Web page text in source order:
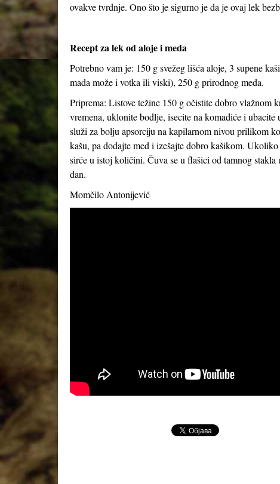
ovakve tvrdnje. Ono što je sigurno je da je ovaj lek
Recept za lek od aloje i meda
Potrebno vam je: 150 g svežeg lišća aloje, 3 supene
mada može i votka ili viski), 250 g prirodnog meda.
Priprema: Listove težine 150 g očistite dobro vlažnom
vremena, uklonite bodlje, isecite na komadiće i
služi za bolju apsorciju na kapilarnom nivou prilikom
kašu, pa dodajte med i izešajte dobro kašikom.
sirće u istoj količini. Čuva se u flašici od tamnog
dan.
Momčilo Antonijević